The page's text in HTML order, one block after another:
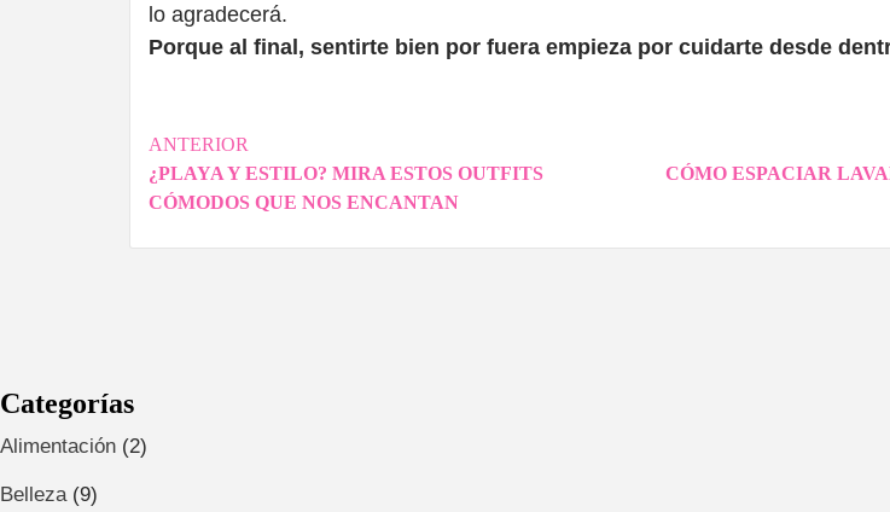
lo agradecerá.
Porque al final, sentirte bien por fuera empieza por cuidarte desde
Navegación
de
ANTERIOR
¿PLAYA Y ESTILO? MIRA ESTOS OUTFITS
CÓMODOS QUE NOS ENCANTAN
CÓMO ESPACIAR
Categorías
Alimentación (2)
Belleza(9)